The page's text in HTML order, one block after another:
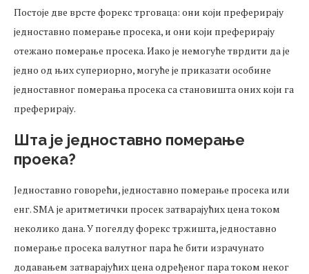
Постоје две врсте форекс трговаца: они који преферирају
једноставно померање просека, и они који преферирају
отежано померање просека. Иако је немогуће тврдити да је
једно од њих супериорно, могуће је приказати особине
једноставног померања просека са становишта оних који га
преферирају.
Шта је једноставно померање
проека?
Једноставно говорећи, једноставно померање просека или
енг. SMA је аритметички просек затварајућих цена током
неколико дана. У погелду форекс тржишта, једноставно
померање просека валутног пара ће бити израчунато
додавањем затварајућих цена одређеног пара током неког